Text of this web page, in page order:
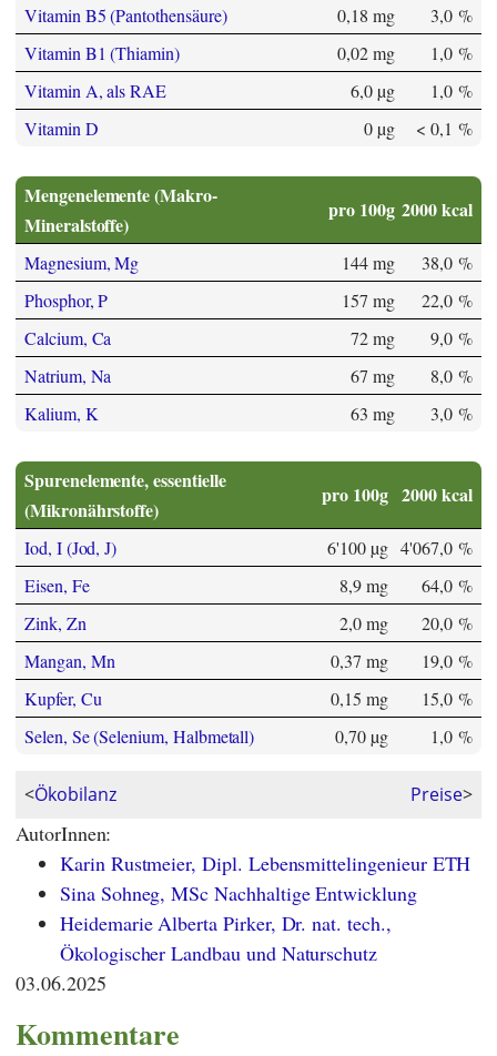
Vitamin B5 (Pantothensäure) 0,18 mg
3,0 %
Vitamin B1 (Thiamin)
0,02 mg
1,0 %
Vitamin A, als RAE
6,0 µg
1,0 %
Vitamin D
0 µg < 0,1 %
Mengenelemente (Makro-
Mineralstoffe)
pro 100g 2000 kcal
Magnesium, Mg 144 mg
38,0 %
Phosphor, P
157 mg
22,0 %
Calcium, Ca
72 mg
9,0 %
Natrium, Na
67 mg
8,0 %
Kalium, K
63 mg 3,0 %
Spurenelemente, essentielle
(Mikronährstoffe)
pro 100g 2000 kcal
Iod, I (Jod, J) 6'100 µg 4'067,0 %
Eisen, Fe
8,9 mg
64,0 %
Zink, Zn
2,0 mg
20,0 %
Mangan, Mn
0,37 mg
19,0 %
Kupfer, Cu
0,15 mg
15,0 %
Selen, Se (Selenium, Halbmetall)
0,70 µg 1,0 %
<Ökobilanz Preise>
AutorInnen:
Karin Rustmeier, Dipl. Lebensmittelingenieur ETH
Sina Sohneg, MSc Nachhaltige Entwicklung
Heidemarie Alberta Pirker, Dr. nat. tech.,
Ökologischer Landbau und Naturschutz
03.06.2025
Kommentare